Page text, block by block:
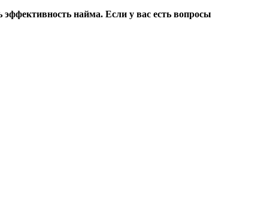
найма. Если у вас есть вопросы